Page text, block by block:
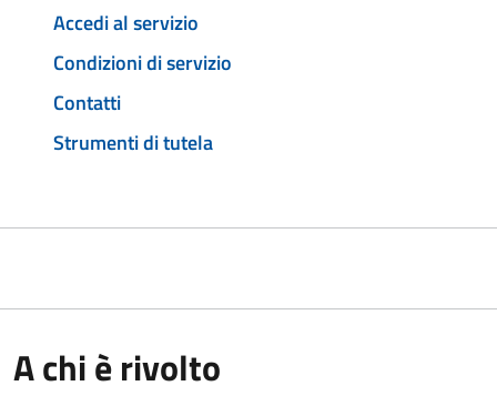
Accedi al servizio
Condizioni di servizio
Contatti
Strumenti di tutela
A chi è rivolto